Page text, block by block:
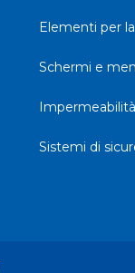
Elementi per
Schermi e
Sistemi di